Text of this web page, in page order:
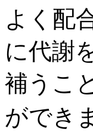
よく配
に代謝
補うこ
ができ